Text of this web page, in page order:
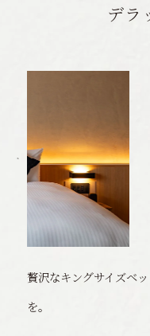
デラ
贅沢なキングサイズベ
を。